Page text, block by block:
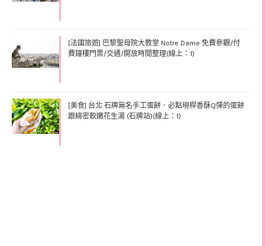
[法國旅遊] 巴黎聖母院大教堂 Notre Dame 免費參觀/付
費鐘樓門票/交通/開放時間整理(線上：1)
[美食] 台北 石牌無名手工蛋餅．必點現桿香酥Q彈的蛋餅
跟綿密軟嫩花生湯 (石牌站)(線上：1)